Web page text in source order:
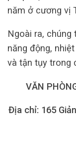
năm ở cương vị
Ngoài ra, chúng
năng động,
và tận tụy trong
VĂN
Địa chỉ: 165